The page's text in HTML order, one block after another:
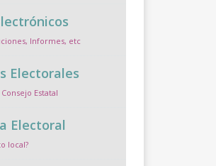
Informes, etc
Electorales
Estatal
Electoral
local?